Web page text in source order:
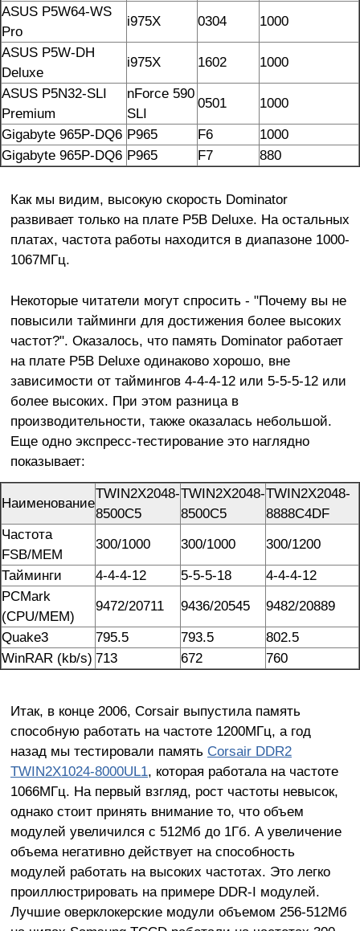
ASUS P5W64-WS
Pro
i975X 0304
1000
ASUS P5W-DH
Deluxe
i975X 1602
1000
ASUS P5N32-SLI
Premium
nForce 590
SLI
0501
1000
Gigabyte 965P-DQ6 P965 F6
1000
Gigabyte 965P-DQ6 P965 F7 880
Как мы видим, высокую скорость Dominator
развивает только на плате P5B Deluxe. На остальных
платах, частота работы находится в диапазоне 1000-
1067МГц.
Некоторые читатели могут спросить - "Почему вы не
повысили тайминги для достижения более высоких
частот?". Оказалось, что память Dominator работает
на плате P5B Deluxe одинаково хорошо, вне
зависимости от таймингов 4-4-4-12 или 5-5-5-12 или
более высоких. При этом разница в
производительности, также оказалась небольшой.
Еще одно экспресс-тестирование это наглядно
показывает:
Наименование
TWIN2X2048-
8500C5
TWIN2X2048-
8500C5
TWIN2X2048-
8888C4DF
Частота
FSB/MEM
300/1000 300/1000
300/1200
Тайминги
4-4-4-12 5-5-5-18
4-4-4-12
PCMark
(CPU/MEM)
9472/20711 9436/20545
9482/20889
Quake3
795.5 793.5
802.5
WinRAR (kb/s) 713 672 760
Итак, в конце 2006, Corsair выпустила память
способную работать на частоте 1200МГц, а год
назад мы тестировали память Corsair DDR2
TWIN2X1024-8000UL1, которая работала на частоте
1066МГц. На первый взгляд, рост частоты невысок,
однако стоит принять внимание то, что объем
модулей увеличился с 512Мб до 1Гб. А увеличение
объема негативно действует на способность
модулей работать на высоких частотах. Это легко
проиллюстрировать на примере DDR-I модулей.
Лучшие оверклокерские модули объемом 256-512Мб